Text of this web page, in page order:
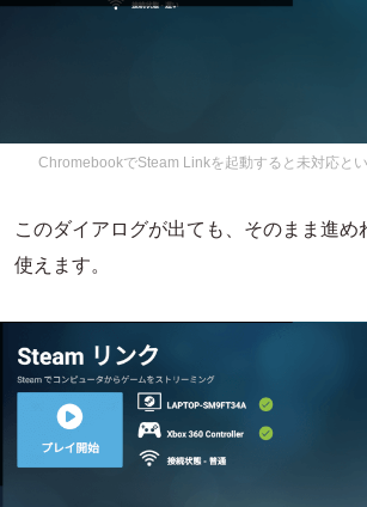
ChromebookでSteam Linkを起動すると未対応と
このダイアログが出ても、そのまま進め
使えます。